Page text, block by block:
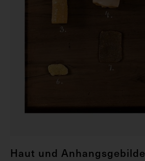
Haut und Anhangsgebilde